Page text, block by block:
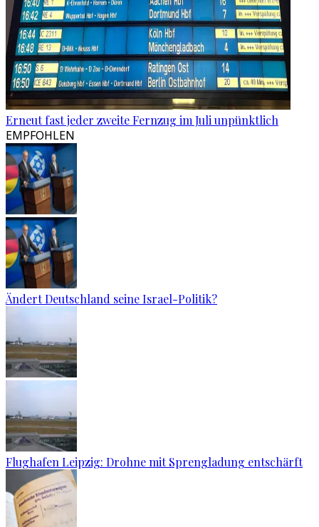
Erneut fast jeder zweite Fernzug im Juli unpünktlich
EMPFOHLEN
Ändert Deutschland seine Israel-Politik?
Flughafen Leipzig: Drohne mit Sprengladung entschärft